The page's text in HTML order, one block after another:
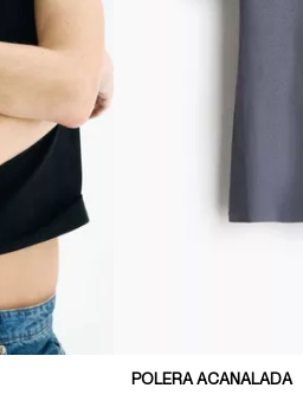
POLERA ACANALADA